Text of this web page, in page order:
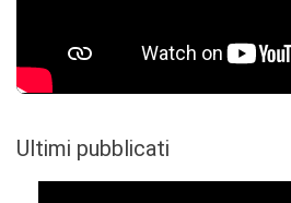
Ultimi pubblicati